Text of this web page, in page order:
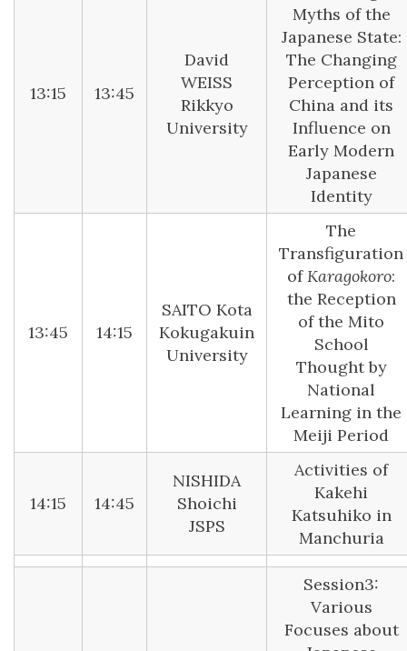
13:15 13:45
David
WEISS
Rikkyo
University
Myths of the
Japanese State:
The Changing
Perception of
China and its
Influence on
Early Modern
Japanese
Identity
13:45 14:15
SAITO Kota
Kokugakuin
University
The
Transfiguration
ofKaragokoro:
the Reception
of the Mito
School
Thought by
National
Learning in the
Meiji Period
14:15 14:45
NISHIDA
Shoichi
JSPS
Activities of
Kakehi
Katsuhiko in
Manchuria
Session3:
Various
Focuses about